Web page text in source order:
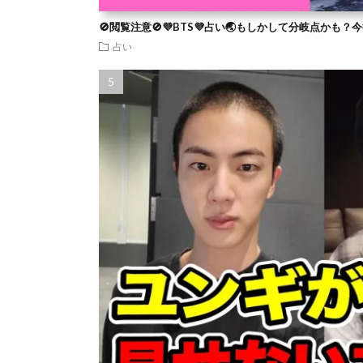
🚫閲覧注意🚫💜BTS💜占い🌏もしかして分岐点かも？
占い